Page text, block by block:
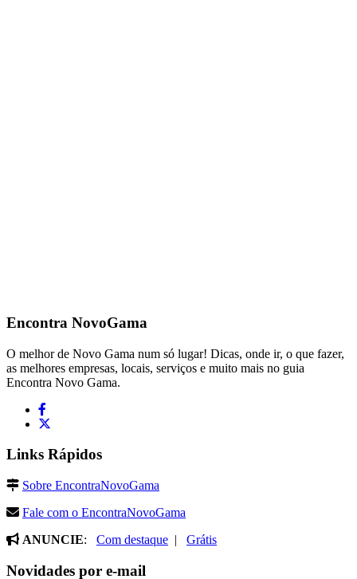
Encontra NovoGama
O melhor de Novo Gama num só lugar! Dicas, onde ir, o que fazer,
as melhores empresas, locais, serviços e muito mais no guia
Encontra Novo Gama.
Links Rápidos
Sobre EncontraNovoGama
Fale com o EncontraNovoGama
ANUNCIE: Com destaque | Grátis
Novidades por e-mail